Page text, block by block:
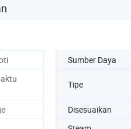
Sumber Daya
Tipe
Disesuaikan